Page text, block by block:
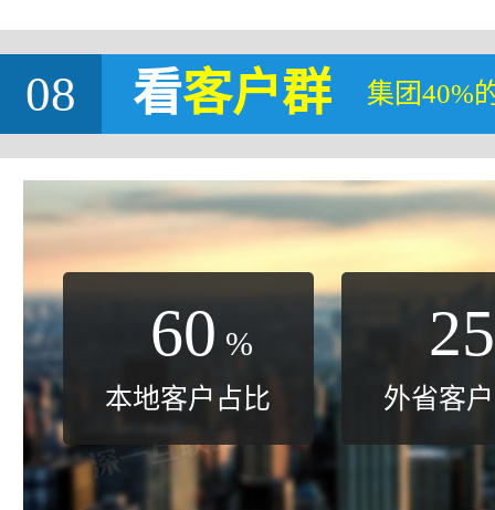
08 看客户群 集团40%
60 %
本地客户占比
25
外省客